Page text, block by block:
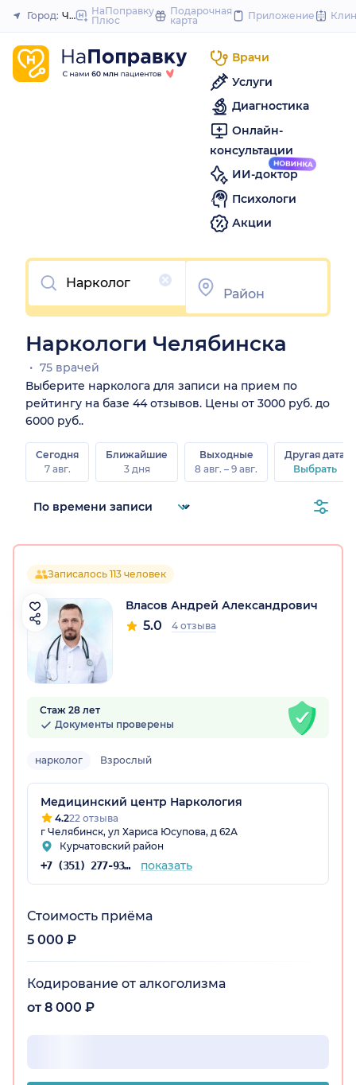
to
Закрыть
Город: ЧелябинскНаПоправку
Плюс
Подарочная
карта
Приложение
Врачи
Услуги
Диагностика
Онлайн-
консультации
ИИ-доктор
Психологи
Акции
Очистить
Наркологи Челябинска
75 врачей
Выберите нарколога для записи на прием по
рейтингу на базе 44 отзывов. Цены от 3000 руб. до
6000 руб..
Сегодня
7 авг.
Ближайшие
3 дня
Выходные
8 авг. – 9 авг.
Другая дата
Выбрать
Записалось 113 человек
Власов Андрей Александрович
5.0 4 отзыва
Стаж 28 лет
Документы проверены
нарколог Взрослый
Медицинский центр Наркология
4.222 отзыва
г Челябинск, ул Хариса Юсупова, д 62А
Курчатовский район
+7 (351) 277-93-02 показать
Стоимость приёма
5 000 ₽
Кодирование от алкоголизма
от 8 000 ₽